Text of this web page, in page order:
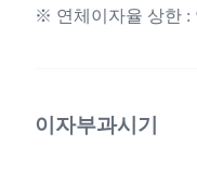
※ 연체이자율 상한 :
이자부과시기